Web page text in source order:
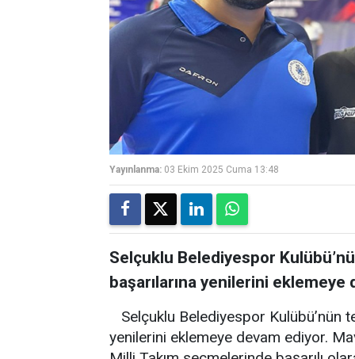
Yayınlanma: 03 Ekim 2025 Cuma 13:48
Selçuklu Belediyespor
başarılarına yenilerini eklemeye
Selçuklu Belediyespor Kulübü’nün
yenilerini eklemeye devam ediyor.